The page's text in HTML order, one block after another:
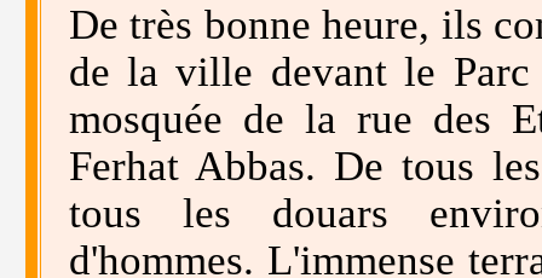
De très bonne heure, ils
de la ville devant le
mosquée de la rue des
Ferhat Abbas. De tous
tous les douars
d'hommes. L'immense